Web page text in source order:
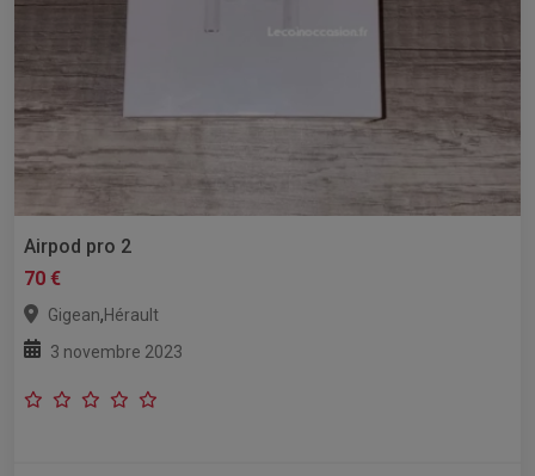
Airpod pro 2
70 €
Gigean,Hérault
3 novembre 2023